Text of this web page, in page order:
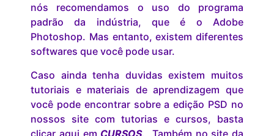
nós recomendamos o uso do programa
padrão da indústria, que é o Adobe
Photoshop. Mas entanto, existem diferentes
softwares que você pode usar.
Caso ainda tenha duvidas existem muitos
tutoriais e materiais de aprendizagem que
você pode encontrar sobre a edição PSD no
nossos site com tutorias e cursos, basta
clicar aqui em CURSOS.
Também no site da